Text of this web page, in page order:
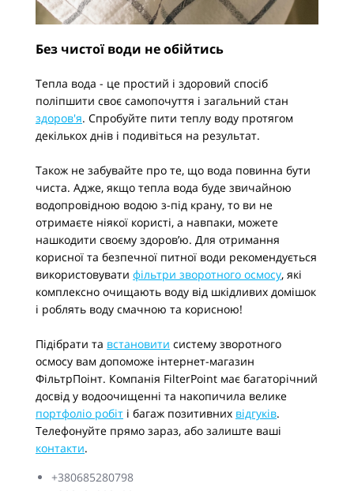
Без чистої води не обійтись
Тепла вода - це простий і здоровий спосіб
поліпшити своє самопочуття і загальний стан
здоров'я. Спробуйте пити теплу воду протягом
декількох днів і подивіться на результат.
Також не забувайте про те, що вода повинна бути
чиста. Адже, якщо тепла вода буде звичайною
водопровідною водою з-під крану, то ви не
отримаєте ніякої користі, а навпаки, можете
нашкодити своєму здоров’ю. Для отримання
корисної та безпечної питної води рекомендується
використовувати фільтри зворотного осмосу, які
комплексно очищають воду від шкідливих домішок
і роблять воду смачною та корисною!
Підібрати та встановити систему зворотного
осмосу вам допоможе інтернет-магазин
ФільтрПоінт. Компанія FilterPoint має багаторічний
досвід у водоочищенні та накопичила велике
портфоліо робіт і багаж позитивних відгуків.
Телефонуйте прямо зараз, або залиште ваші
контакти.
+380685280798